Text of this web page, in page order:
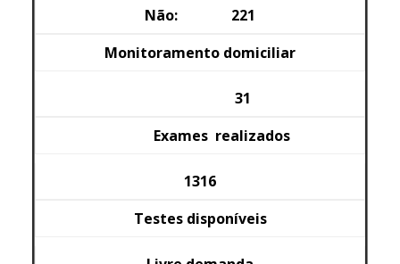
Não: 221
Monitoramento domiciliar
31
Exames realizados
1316
Testes disponíveis